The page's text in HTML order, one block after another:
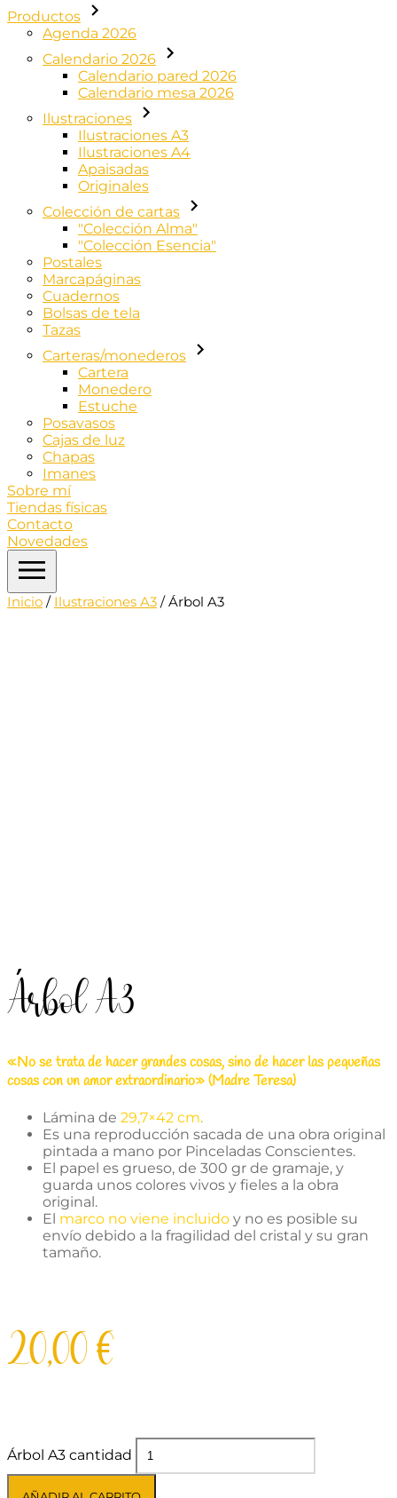
Productos
Agenda 2026
Calendario 2026
Calendario pared 2026
Calendario mesa 2026
Ilustraciones
Ilustraciones A3
Ilustraciones A4
Apaisadas
Originales
Colección de cartas
"Colección Alma"
"Colección Esencia"
Postales
Marcapáginas
Cuadernos
Bolsas de tela
Tazas
Carteras/monederos
Cartera
Monedero
Estuche
Posavasos
Cajas de luz
Chapas
Imanes
Sobre mí
Tiendas físicas
Contacto
Novedades
Inicio / Ilustraciones A3 / Árbol A3
Árbol A3
«No se trata de hacer grandes cosas, sino de hacer las pequeñas
cosas con un amor extraordinario» (Madre Teresa)
Lámina de 29,7×42 cm.
Es una reproducción sacada de una obra original
pintada a mano por Pinceladas Conscientes.
El papel es grueso, de 300 gr de gramaje, y
guarda unos colores vivos y fieles a la obra
original.
El marco no viene incluido y no es posible su
envío debido a la fragilidad del cristal y su gran
tamaño.
20,00€
Árbol A3 cantidad